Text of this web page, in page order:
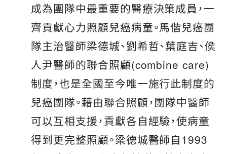
成為團隊中最重要的醫療決策成員，一
齊貢獻心力照顧兒癌病童。馬偕兒癌團
隊主治醫師梁德城、劉希哲、葉庭吉、侯
人尹醫師的聯合照顧(combine care)
制度，也是全國至今唯一施行此制度的
兒癌團隊。藉由聯合照顧，團隊中醫師
可以互相支援，貢獻各自經驗，使病童
得到更完整照顧。梁德城醫師自1993